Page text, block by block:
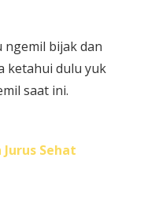
ngemil bijak dan
ketahui dulu yuk
saat ini.
Sehat